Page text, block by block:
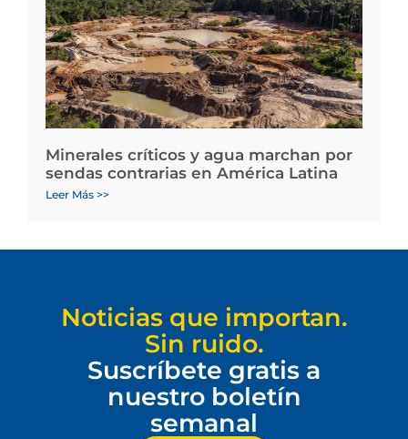
Minerales críticos y agua marchan por
sendas contrarias en América Latina
Leer Más >>
Noticias que importan.
Sin ruido.
Suscríbete gratis a
nuestro boletín
semanal